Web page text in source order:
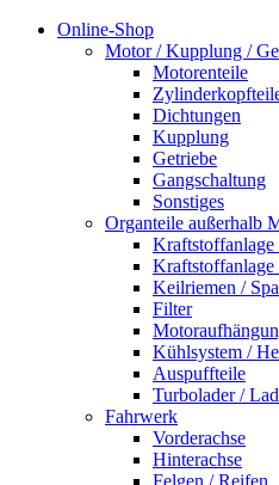
Online-Shop
Motor / Kupplung /
Motorenteile
Dichtungen
Kupplung
Getriebe
Gangschaltung
Sonstiges
Organteile außerhalb
Kraftstoffanlage
Kraftstoffanlage
Keilriemen /
Filter
Kühlsystem /
Auspuffteile
Turbolader /
Fahrwerk
Vorderachse
Hinterachse
Felgen / Reifen